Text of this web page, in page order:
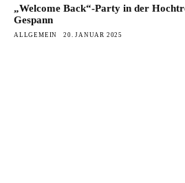
„Welcome Back“-Party in der
Gespann
ALLGEMEIN 20. JANUAR 2025